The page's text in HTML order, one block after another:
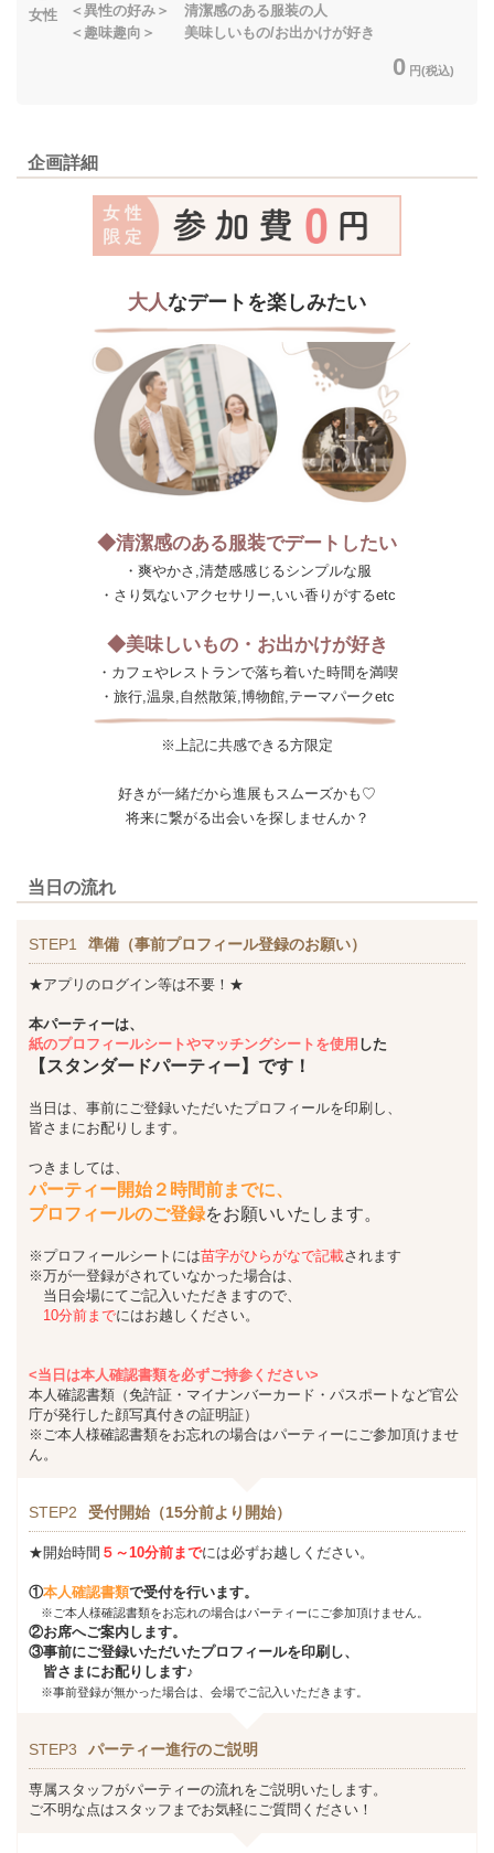
女性
＜異性の好み＞ 清潔感のある服装の人
＜趣味趣向＞ 美味しいもの/お出かけが好き
0 円(税込)
企画詳細
大人なデートを楽しみたい
◆清潔感のある服装でデートしたい
・爽やかさ,清楚感感じるシンプルな服
・さり気ないアクセサリー,いい香りがするetc
◆美味しいもの・お出かけが好き
・カフェやレストランで落ち着いた時間を満喫
・旅行,温泉,自然散策,博物館,テーマパークetc
※上記に共感できる方限定
好きが一緒だから進展もスムーズかも♡
将来に繋がる出会いを探しませんか？
当日の流れ
STEP1 準備（事前プロフィール登録のお願い）
★アプリのログイン等は不要！★
本パーティーは、
紙のプロフィールシートやマッチングシートを使用 した
【スタンダードパーティー】です！
当日は、事前にご登録いただいたプロフィールを印刷し、
皆さまにお配りします。
つきましては、
パーティー開始２時間前までに、
プロフィールのご登録をお願いいたします。
※プロフィールシートには苗字がひらがなで記載されます
※万が一登録がされていなかった場合は、
当日会場にてご記入いただきますので、
10分前までにはお越しください。
<当日は本人確認書類を必ずご持参ください>
本人確認書類（免許証・マイナンバーカード・パスポートなど官公
庁が発行した顔写真付きの証明証）
※ご本人様確認書類をお忘れの場合はパーティーにご参加頂けませ
ん。
STEP2 受付開始（15分前より開始）
★開始時間 ５～10分前までには必ずお越しください。
①本人確認書類で受付を行います。
※ご本人様確認書類をお忘れの場合はパーティーにご参加頂けません。
②お席へご案内します。
③事前にご登録いただいたプロフィールを印刷し、
皆さまにお配りします♪
※事前登録が無かった場合は、会場でご記入いただきます。
STEP3 パーティー進行のご説明
専属スタッフがパーティーの流れをご説明いたします。
ご不明な点はスタッフまでお気軽にご質問ください！